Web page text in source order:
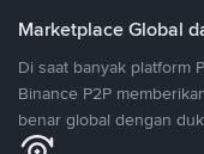
Marketplace Global
Di saat banyak platform
Binance P2P
benar global dengan